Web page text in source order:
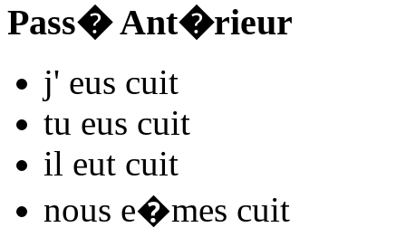
Pass� Ant�rieur
j' eus cuit
tu eus cuit
il eut cuit
nous e�mes cuit